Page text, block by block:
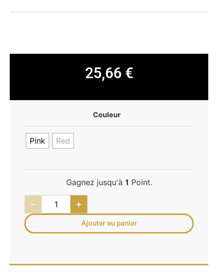
25,66 €
Couleur
Pink Red
Gagnez jusqu'à 1 Point.
− +
Ajouter au panier